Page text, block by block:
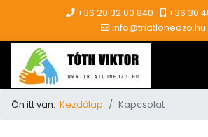
+36 20 32 00 840
+36 30
info@triatlonedzo.hu
Ön itt van: Kezdőlap Kapcsolat